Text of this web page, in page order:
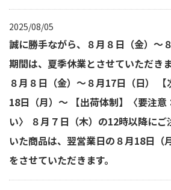
2025/08/05
誠に勝手ながら、８月８日（金）～
期間は、夏季休業とさせていただき
８月８日（金）～８月17日（日）
18日（月）～ 【出荷体制】〈要注
い〉 ８月７日（木）の12時以降に
いた商品は、翌営業日の８月18日（
をさせていただきます。